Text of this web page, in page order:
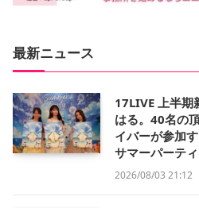
最新ニュース
17LIVE 上半期
はる。40名の
イバーが参加
サマーパーティ
2026/08/03 21:12